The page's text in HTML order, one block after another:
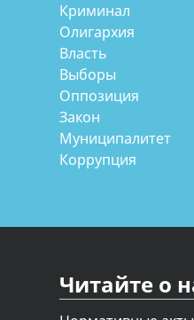
Криминал
Олигархия
Власть
Выборы
Оппозиция
Закон
Муниципалитет
Коррупция
Читайте о